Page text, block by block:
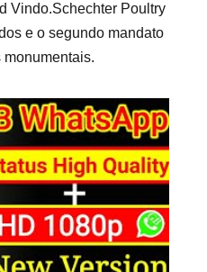
Vindo.Schechter Poultry
e o segundo mandato